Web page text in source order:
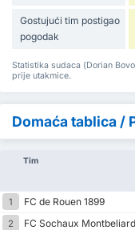
Gostujući tim postigao
pogodak
Statistika sudaca (Dorian
prije utakmice.
Domaća tablica /
Tim
1 FC de Rouen 1899
2
FC Sochaux Montbeliard